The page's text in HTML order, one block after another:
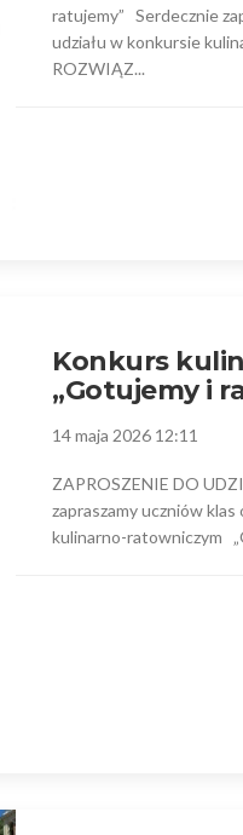
ratujemy” Serdecznie
udziału w konkursie
ROZWIĄZ...
Konkurs
„Gotujemy i
14 maja 2026 12:11
ZAPROSZENIE DO
zapraszamy uczniów
kulinarno-ratowniczym